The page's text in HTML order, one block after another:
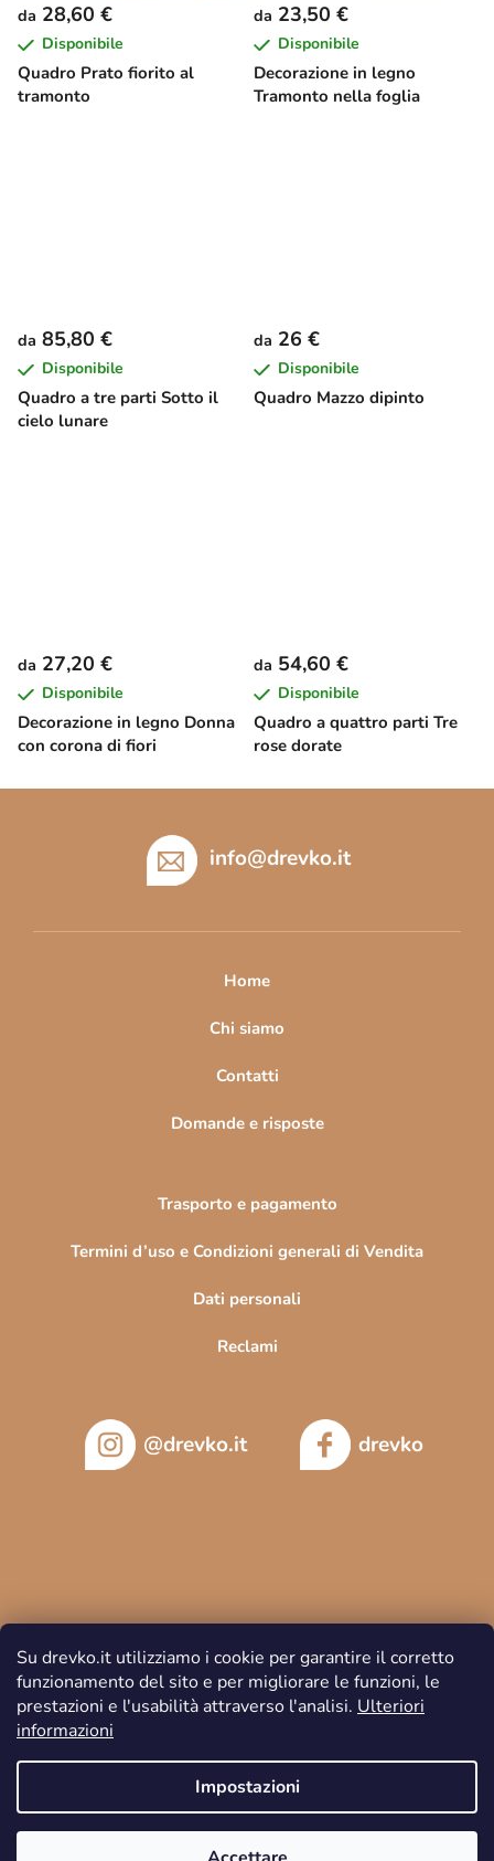
Su drevko.it utilizziamo i cookie per garantire il corretto
funzionamento del sito e per migliorare le funzioni, le
prestazioni e l'usabilità attraverso l'analisi. Ulteriori
informazioni
Impostazioni
Quadro Prato fiorito al
tramonto
da 28,60 €
Disponibile
Decorazione in legno
Tramonto nella foglia
da 23,50 €
Disponibile
Quadro a tre parti Sotto il
cielo lunare
da 85,80 €
Disponibile
Quadro Mazzo dipinto
da 26 €
Disponibile
Decorazione in legno Donna
con corona di fiori
da 27,20 €
Disponibile
Quadro a quattro parti Tre
rose dorate
da 54,60 €
Disponibile
info@drevko.it
Home
Chi siamo
Contatti
Domande e risposte
Trasporto e pagamento
Termini d’uso e Condizioni generali di Vendita
Dati personali
Reclami
@drevko.it drevko